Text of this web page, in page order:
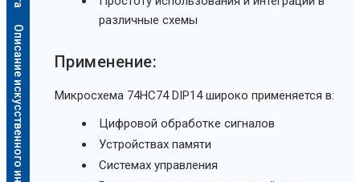
Описание искусственного интеллекта
различные схемы
Применение:
Микросхема 74HC74 DIP14 широко применяется в:
Цифровой обработке сигналов
Устройствах памяти
Системах управления